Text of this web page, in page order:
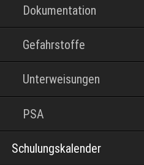
Dokumentation
Gefahrstoffe
Unterweisungen
PSA
Schulungskalender